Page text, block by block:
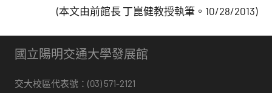
(本文由前館長 丁崑健教授執筆。10/28/2013)
國立陽明交通大學發展館
交大校區代表號：(03) 571-2121